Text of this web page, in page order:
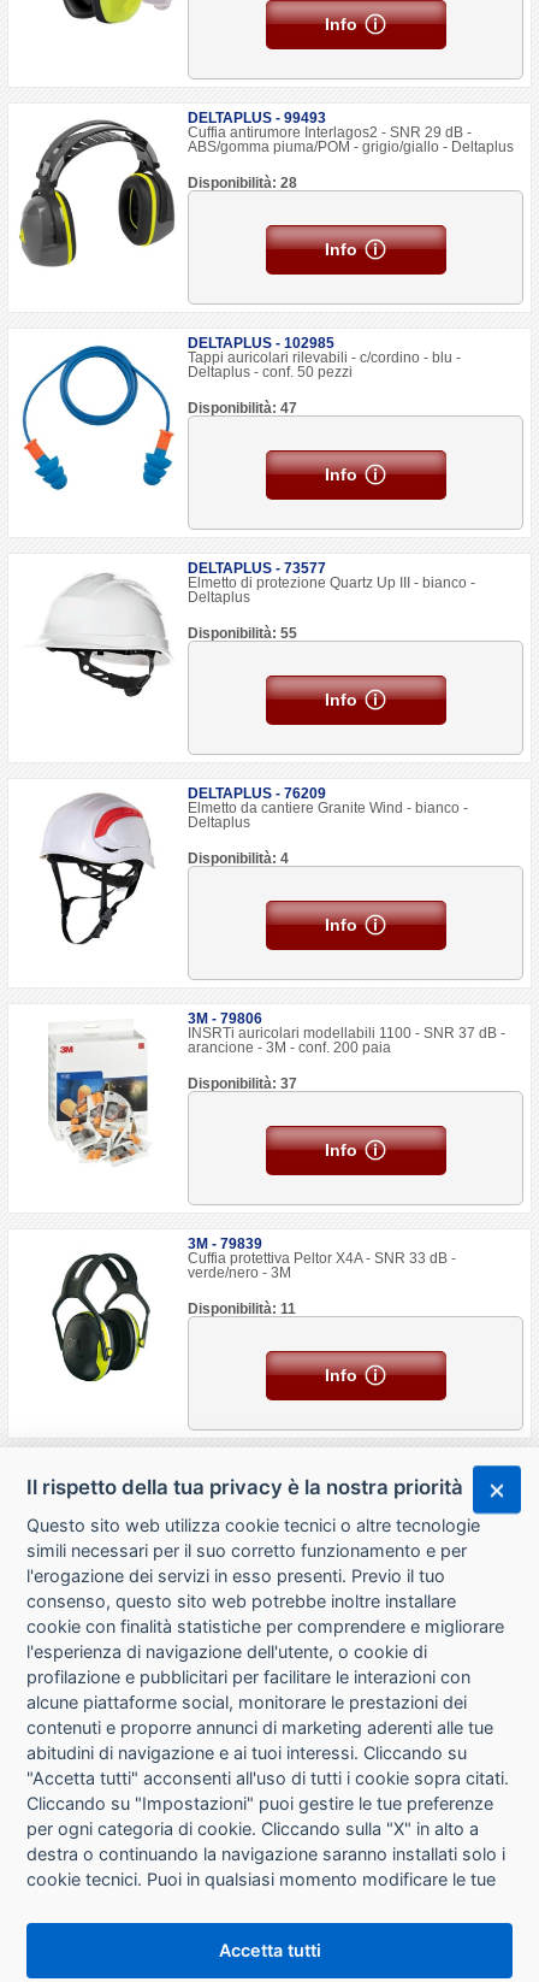
Info
DELTAPLUS - 99493
Cuffia antirumore Interlagos2 - SNR 29 dB -
ABS/gomma piuma/POM - grigio/giallo - Deltaplus
Disponibilità: 28
Info
DELTAPLUS - 102985
Tappi auricolari rilevabili - c/cordino - blu -
Deltaplus - conf. 50 pezzi
Disponibilità: 47
Info
DELTAPLUS - 73577
Elmetto di protezione Quartz Up III - bianco -
Deltaplus
Disponibilità: 55
Info
DELTAPLUS - 76209
Elmetto da cantiere Granite Wind - bianco -
Deltaplus
Disponibilità: 4
Info
3M - 79806
INSRTi auricolari modellabili 1100 - SNR 37 dB -
arancione - 3M - conf. 200 paia
Disponibilità: 37
Info
3M - 79839
Cuffia protettiva Peltor X4A - SNR 33 dB -
verde/nero - 3M
Disponibilità: 11
Info
CHI SIAMO
CONTATTI
CONDIZIONI DI VENDITA
RICHIESTA RECESSO
PRIVACY
Il rispetto della tua privacy è la nostra priorità
Questo sito web utilizza cookie tecnici o altre tecnologie
simili necessari per il suo corretto funzionamento e per
l'erogazione dei servizi in esso presenti. Previo il tuo
consenso, questo sito web potrebbe inoltre installare
cookie con finalità statistiche per comprendere e migliorare
l'esperienza di navigazione dell'utente, o cookie di
profilazione e pubblicitari per facilitare le interazioni con
alcune piattaforme social, monitorare le prestazioni dei
contenuti e proporre annunci di marketing aderenti alle tue
abitudini di navigazione e ai tuoi interessi. Cliccando su
"Accetta tutti" acconsenti all'uso di tutti i cookie sopra citati.
Cliccando su "Impostazioni" puoi gestire le tue preferenze
per ogni categoria di cookie. Cliccando sulla "X" in alto a
destra o continuando la navigazione saranno installati solo i
cookie tecnici. Puoi in qualsiasi momento modificare le tue
che si trova in fondo alle pagine del sito. Per maggiori
informazioni consulta la nostraInformativa sui cookie
Accetta tutti